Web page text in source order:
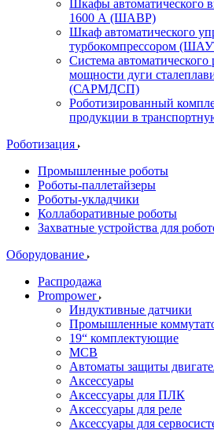
Шкафы автоматического
1600 А (ШАВР)
Шкаф автоматического
турбокомпрессором
Система автоматического
мощности дуги
(САРМДСП)
Роботизированный
продукции в
Роботизация
Промышленные роботы
Роботы-паллетайзеры
Роботы-укладчики
Коллаборативные роботы
Захватные устройства для
Оборудование
Распродажа
Prompower
Индуктивные датчики
Промышленные
19“ комплектующие
MCB
Автоматы защиты
Аксессуары
Аксессуары для ПЛК
Аксессуары для реле
Аксессуары для